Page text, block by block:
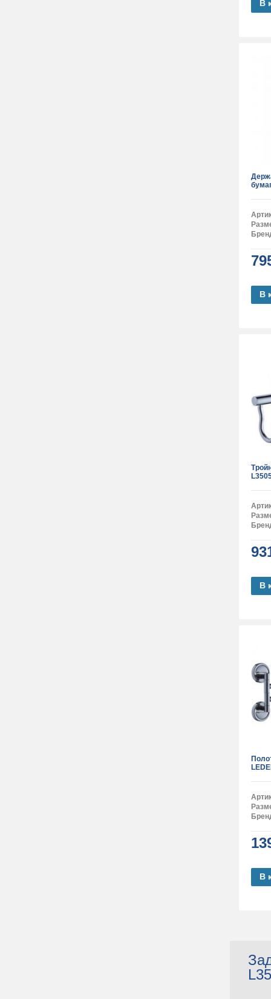
В
В
В
В